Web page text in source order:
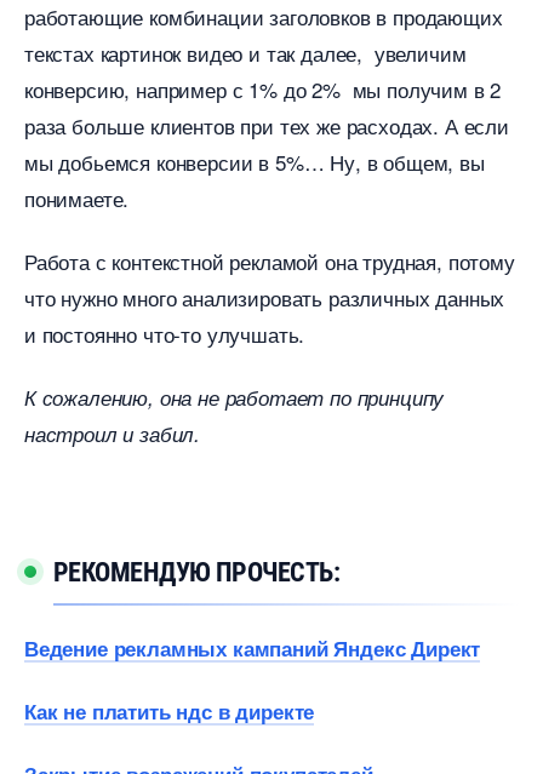
работающие комбинации заголовков в продающих
текстах картинок видео и так далее, увеличим
конверсию, например с 1% до 2% мы получим в 2
раза больше клиентов при тех же расходах. А если
мы добьемся конверсии в 5%… Ну, в общем, вы
понимаете.
Работа с контекстной рекламой она трудная, потому
что нужно много анализировать различных данных
и постоянно что-то улучшать.
К сожалению, она не работает по принципу
настроил и забил.
РЕКОМЕНДУЮ ПРОЧЕСТЬ:
едение рекламных кампаний Яндекс Директ
Как не платить ндс в директе